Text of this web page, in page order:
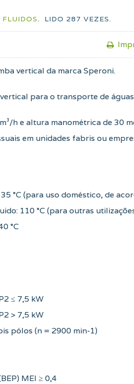
. LIDO 287 VEZES.
vertical da marca Speroni.
para o transporte de
h e altura manométrica de 30
em unidades fabris ou
°C (para uso doméstico, de
110 °C (para outras
°C
≤ 7,5 kW
> 7,5 kW
pólos (n = 2900 min-1)
MEI ≥ 0,4